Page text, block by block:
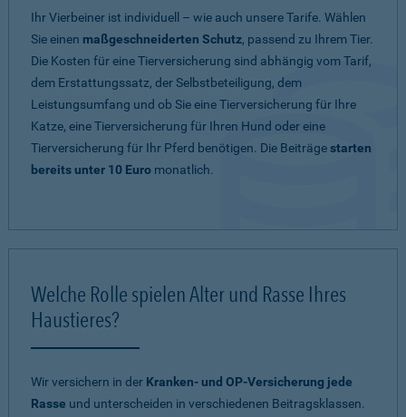
Ihr Vierbeiner ist individuell – wie auch unsere Tarife. Wählen
Sie einen maßgeschneiderten Schutz, passend zu Ihrem Tier.
Die Kosten für eine Tierversicherung sind abhängig vom Tarif,
dem Erstattungssatz, der Selbstbeteiligung, dem
Leistungsumfang und ob Sie eine Tierversicherung für Ihre
Katze, eine Tierversicherung für Ihren Hund oder eine
Tierversicherung für Ihr Pferd benötigen. Die Beiträgestarten
bereits unter 10 Euro monatlich.
Welche Rolle spielen Alter und Rasse Ihres
Haustieres?
Wir versichern in der Kranken- und OP-Versicherung jede
Rasse und unterscheiden in verschiedenen Beitragsklassen.